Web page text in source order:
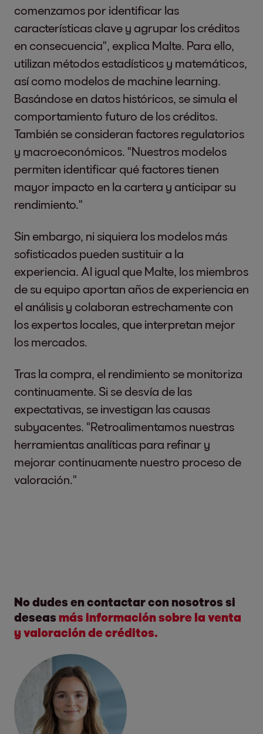
comenzamos por identificar las
características clave y agrupar los créditos
en consecuencia", explica Malte. Para ello,
utilizan métodos estadísticos y matemáticos,
así como modelos de machine learning.
Basándose en datos históricos, se simula el
comportamiento futuro de los créditos.
También se consideran factores regulatorios
y macroeconómicos. "Nuestros modelos
permiten identificar qué factores tienen
mayor impacto en la cartera y anticipar su
rendimiento."
Sin embargo, ni siquiera los modelos más
sofisticados pueden sustituir a la
experiencia. Al igual que Malte, los miembros
de su equipo aportan años de experiencia en
el análisis y colaboran estrechamente con
los expertos locales, que interpretan mejor
los mercados.
Tras la compra, el rendimiento se monitoriza
continuamente. Si se desvía de las
expectativas, se investigan las causas
subyacentes. "Retroalimentamos nuestras
herramientas analíticas para refinar y
mejorar continuamente nuestro proceso de
valoración."
No dudes en contactar con nosotros si
deseas más información sobre la venta
y valoración de créditos.